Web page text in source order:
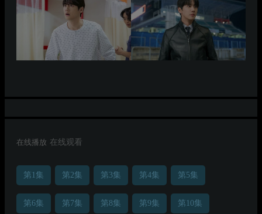
在线播放 在线观看
第1集 第2集 第3集 第4集 第5集
第6集 第7集 第8集 第9集 第10集